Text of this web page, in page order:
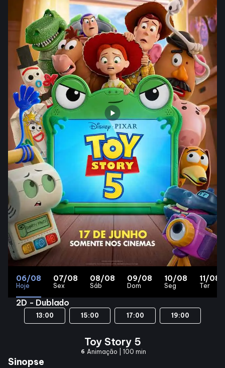
SDB Premium
Horários
Entretenimento
Cinema
Eventos
Fique por Dentro
Lojas e Restaurantes
Lojas
Alimentação
06/08
Hoje
07/08
Sex
08/08
Sáb
09/08
Dom
10/08
Seg
11/08
Ter
2D - Dublado
13:00 15:00 17:00 19:00
Toy Story 5
6 Animação | 100 min
Sinopse